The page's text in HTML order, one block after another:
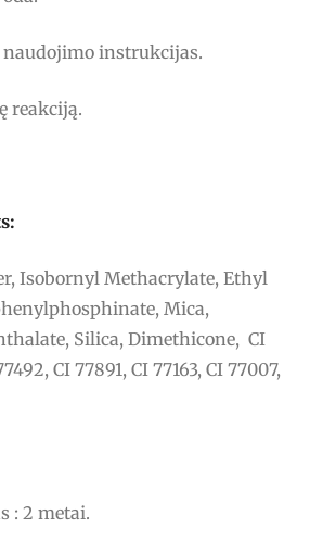
instrukcijas.
reakciją.
Isobornyl Methacrylate, Ethyl
Mica,
Silica, Dimethicone, CI
CI 77891, CI 77163, CI 77007,
: 2 metai.